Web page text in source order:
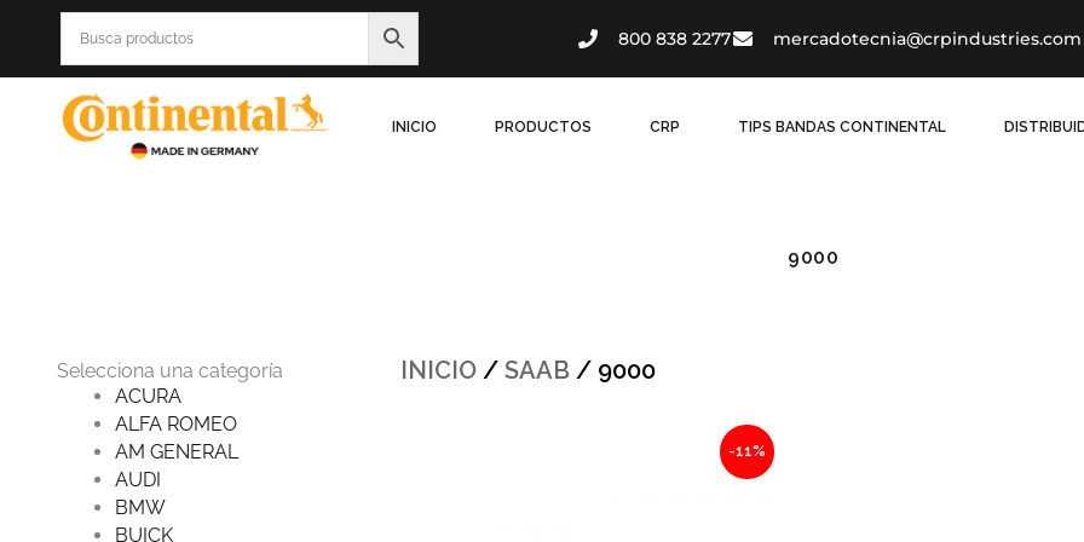
800 838 2277 mercadotecnia@crpindustries.com
INICIO PRODUCTOS CRP TIPS BANDAS CONTINENTAL
9000
Selecciona una categoría
ACURA
ALFA ROMEO
AM GENERAL
AUDI
BMW
BUICK
INICIO/ SAAB/ 9000
-11%